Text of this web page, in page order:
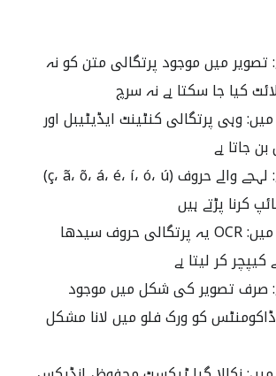
تصویر میں موجود پرتگالی متن کو نہ
کیا جا سکتا ہے نہ سرچ
وہی پرتگالی کنٹینٹ ایڈیٹیبل اور
جاتا ہے
پہلے: لہجے والے حروف (ç، ã، õ، á، é، í، ó، ú)
کرنا پڑتے ہیں
بعد میں: OCR یہ پرتگالی حروف سیدھا
کر لیتا ہے
صرف تصویر کی شکل میں موجود
کو ورک فلو میں لانا مشکل